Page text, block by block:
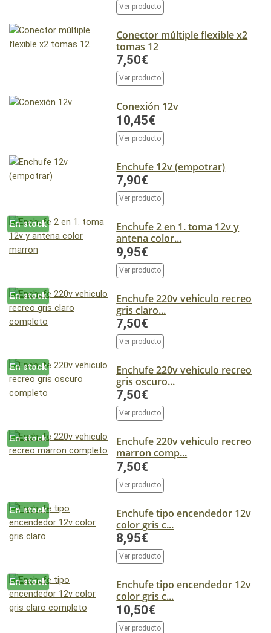
Ver producto
Conector múltiple flexible x2
tomas 12
7,50€
Ver producto
Conexión 12v
10,45€
Ver producto
Enchufe 12v (empotrar)
7,90€
Ver producto
En stock
Enchufe 2 en 1. toma 12v y
antena color...
9,95€
Ver producto
En stock
Enchufe 220v vehiculo recreo
gris claro...
7,50€
Ver producto
En stock
Enchufe 220v vehiculo recreo
gris oscuro...
7,50€
Ver producto
En stock
Enchufe 220v vehiculo recreo
marron comp...
7,50€
Ver producto
En stock
Enchufe tipo encendedor 12v
color gris c...
8,95€
Ver producto
En stock
Enchufe tipo encendedor 12v
color gris c...
10,50€
Ver producto